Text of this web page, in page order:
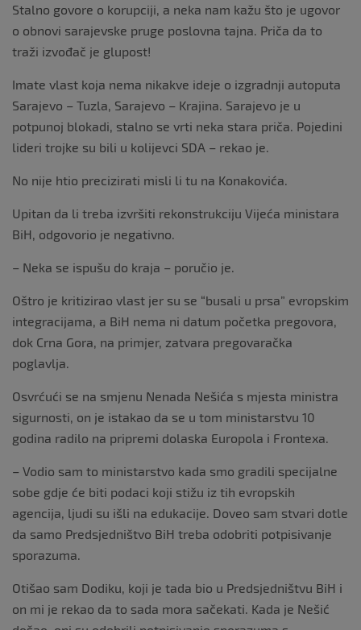
Stalno govore o korupciji, a neka nam kažu što je ugovor
o obnovi sarajevske pruge poslovna tajna. Priča da to
traži izvođač je glupost!
Imate vlast koja nema nikakve ideje o izgradnji autoputa
Sarajevo – Tuzla, Sarajevo – Krajina. Sarajevo je u
potpunoj blokadi, stalno se vrti neka stara priča. Pojedini
lideri trojke su bili u kolijevci SDA – rekao je.
No nije htio precizirati misli li tu na Konakovića.
Upitan da li treba izvršiti rekonstrukciju Vijeća ministara
BiH, odgovorio je negativno.
– Neka se ispušu do kraja – poručio je.
Oštro je kritizirao vlast jer su se “busali u prsa” evropskim
integracijama, a BiH nema ni datum početka pregovora,
dok Crna Gora, na primjer, zatvara pregovaračka
poglavlja.
Osvrćući se na smjenu Nenada Nešića s mjesta ministra
sigurnosti, on je istakao da se u tom ministarstvu 10
godina radilo na pripremi dolaska Europola i Frontexa.
– Vodio sam to ministarstvo kada smo gradili specijalne
sobe gdje će biti podaci koji stižu iz tih evropskih
agencija, ljudi su išli na edukacije. Doveo sam stvari dotle
da samo Predsjedništvo BiH treba odobriti potpisivanje
sporazuma.
Otišao sam Dodiku, koji je tada bio u Predsjedništvu BiH i
on mi je rekao da to sada mora sačekati. Kada je Nešić